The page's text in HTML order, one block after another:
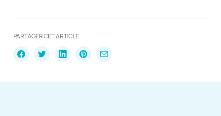
PARTAGER CET ARTICLE